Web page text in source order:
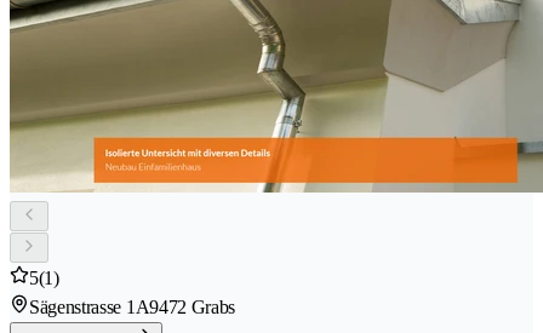
5(1)
Sägenstrasse 1A9472 Grabs